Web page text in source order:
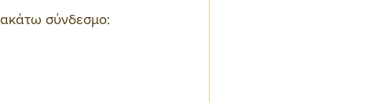
σύνδεσμο: